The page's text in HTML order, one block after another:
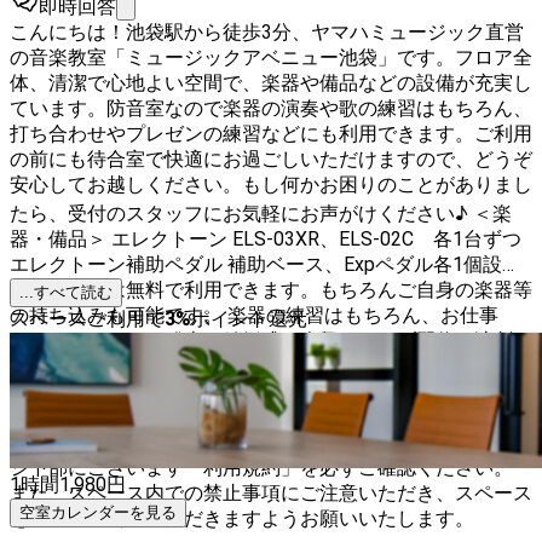
即時回答
こんにちは！池袋駅から徒歩3分、ヤマハミュージック直営
の音楽教室「ミュージックアベニュー池袋」です。フロア全
体、清潔で心地よい空間で、楽器や備品などの設備が充実し
ています。防音室なので楽器の演奏や歌の練習はもちろん、
打ち合わせやプレゼンの練習などにも利用できます。ご利用
の前にも待合室で快適にお過ごしいただけますので、どうぞ
安心してお越しください。もし何かお困りのことがありまし
たら、受付のスタッフにお気軽にお声がけください♪ ＜楽
器・備品＞ エレクトーン ELS-03XR、ELS-02C 各1台ずつ
エレクトーン補助ペダル 補助ベース、Expペダル各1個設置
楽器や備品は無料で利用できます。もちろんご自身の楽器等
の持ち込みも可能です。 楽器の練習はもちろん、お仕事
（テレワーク）、稽古、結婚式の余興、ライブ配信、演劇・
芝居など、幅広い用途にご利用いただけます。部屋内でイン
ターネットをご利用の場合は大変申し訳ございませんがお客
様ご自身のポケットwi-fiやスマートフォンのテザリングなど
をご利用ください。 スペースのご利用にあたっては、ペー
ジ下部にございます「利用規約」を必ずご確認ください。
また、スペース内での禁止事項にご注意いただき、スペース
を清潔にご利用いただきますようお願いいたします。
...すべて読む
スペースご利用で3%ポイント還元
1時間1,980円
空室カレンダーを見る